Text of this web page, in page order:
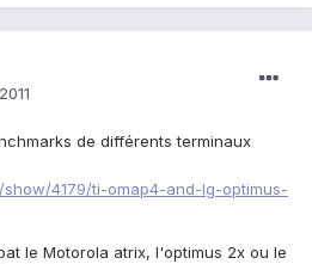
de différents terminaux
4179/ti-omap4-and-lg-optimus-
le Motorola atrix, l'optimus 2x ou le